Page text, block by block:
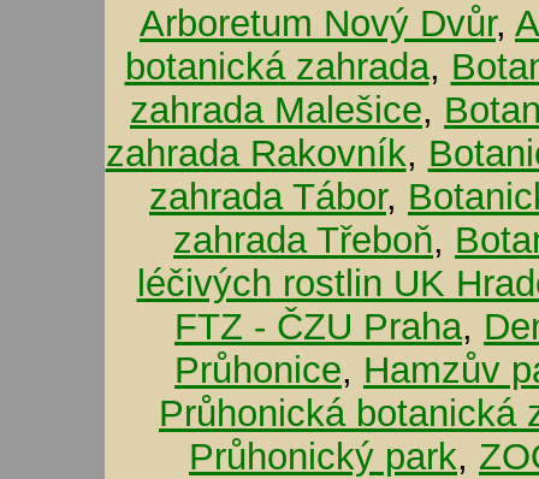
Arboretum Nový Dvůr,
botanická zahrada,
zahrada Malešice,
zahrada Rakovník,
zahrada Tábor,
zahrada Třeboň,
léčivých rostlin UK
FTZ - ČZU Praha,
Průhonice, Hamzův
Průhonická botanická
Průhonický park,